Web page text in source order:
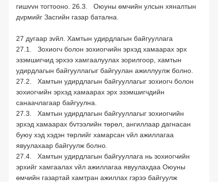
гишvvн тогтооно. 26.3. Оюуны өмчийн улсын хяналтын
дvрмийг Засгийн газар батална.
27 дугаар зvйл. Хамтын удирдлагын байгууллага
27.1. Зохиогч болон зохиогчийн эрхэд хамаарах эрх
эзэмшигчид эрхээ хамгаалуулах зорилгоор, хамтын
удирдлагын байгууллагыг байгуулан ажиллуулж болно.
27.2. Хамтын удирдлагын байгууллагыг зохиогч болон
зохиогчийн эрхэд хамаарах эрх эзэмшигчдийн
санаачлагаар байгуулна.
27.3. Хамтын удирдлагын байгууллагыг зохиогчийн
эрхэд хамаарах бvтээлийн төрөл, ангиллаар дагнасан
буюу хэд хэдэн төрлийг хамарсан vйл ажиллагаа
явуулахаар байгуулж болно.
27.4. Хамтын удирдлагын байгууллага нь зохиогчийн
эрхийг хамгаалах vйл ажиллагаа явуулахдаа Оюуны
өмчийн газартай хамтран ажиллах гэрээ байгуулж